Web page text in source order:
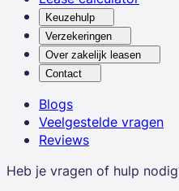
Keuzehulp
Verzekeringen
Over zakelijk leasen
Contact
Blogs
Veelgestelde vragen
Reviews
Heb je vragen of hulp